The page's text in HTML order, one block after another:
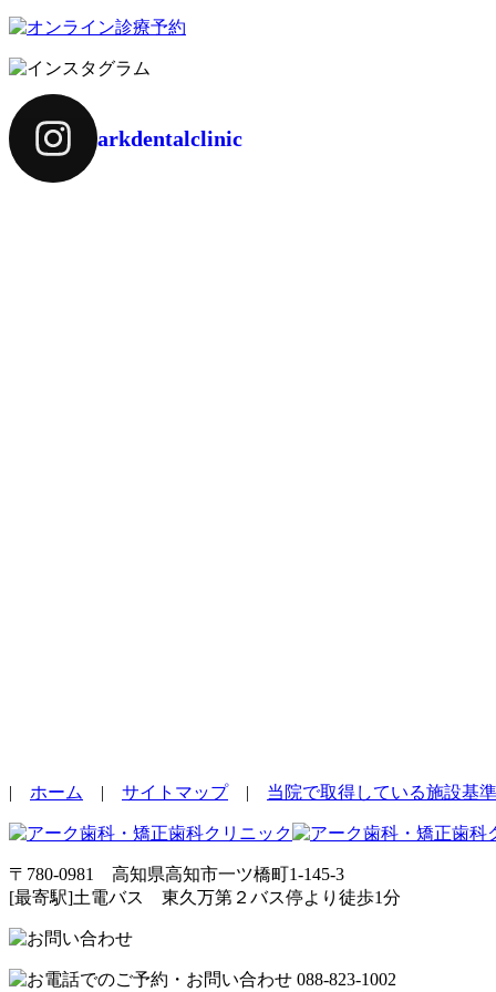
arkdentalclinic
| ホーム | サイトマップ| 当院で取得している施設基準
〒780-0981 高知県高知市一ツ橋町1-145-3
[最寄駅]土電バス 東久万第２バス停より徒歩1分